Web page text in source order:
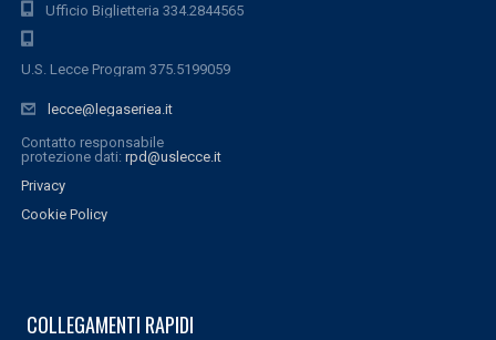
Ufficio Biglietteria 334.2844565
U.S. Lecce Program 375.5199059
lecce@legaseriea.it
Contatto responsabile
protezione dati: rpd@uslecce.it
Privacy
Cookie Policy
COLLEGAMENTI RAPIDI